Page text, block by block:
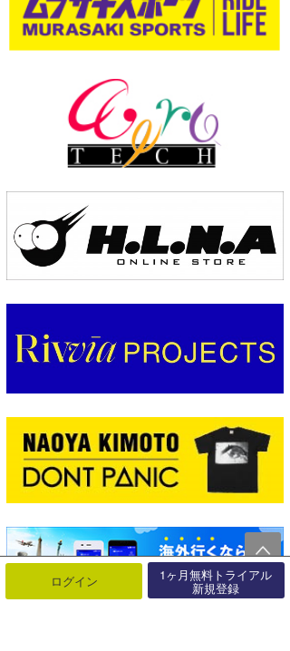
ログイン 1ヶ月無料トライアル
新規登録